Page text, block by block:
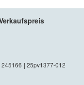
245166 | 25pv1377-012